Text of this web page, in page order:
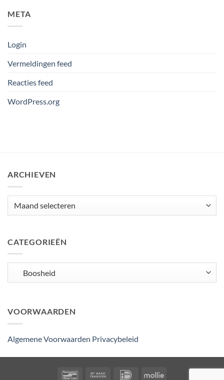
META
Login
Vermeldingen feed
Reacties feed
WordPress.org
ARCHIEVEN
CATEGORIEËN
VOORWAARDEN
Algemene Voorwaarden Privacybeleid
BancontactBank IDeal Mollie